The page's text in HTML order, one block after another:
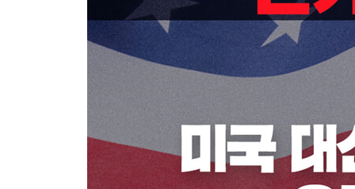
DOGE와 정부 혁신
민주주의적 견제와 균형의 위기
양면성을 가진 복잡한 인물
트럼프와 머스크의 관계 지속은?